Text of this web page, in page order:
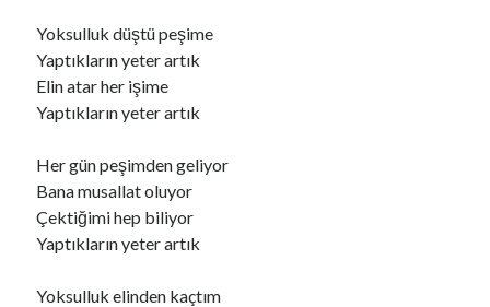
DOĞRU YOLDAN ÇIKAMAM
Son Yorumlar
BAĞIŞLA ADINIiçindario72
BAĞIŞLA ADINIiçinold_betty6573
BAĞIŞLA ADINIiçinfoodie22
BAĞIŞLA ADINIiçinZoe72
Yoksulluk düştü peşime
Yaptıkların yeter artık
Elin atar her işime
Yaptıkların yeter artık
Her gün peşimden geliyor
Bana musallat oluyor
Çektiğimi hep biliyor
Yaptıkların yeter artık
Yoksulluk elinden kaçtım